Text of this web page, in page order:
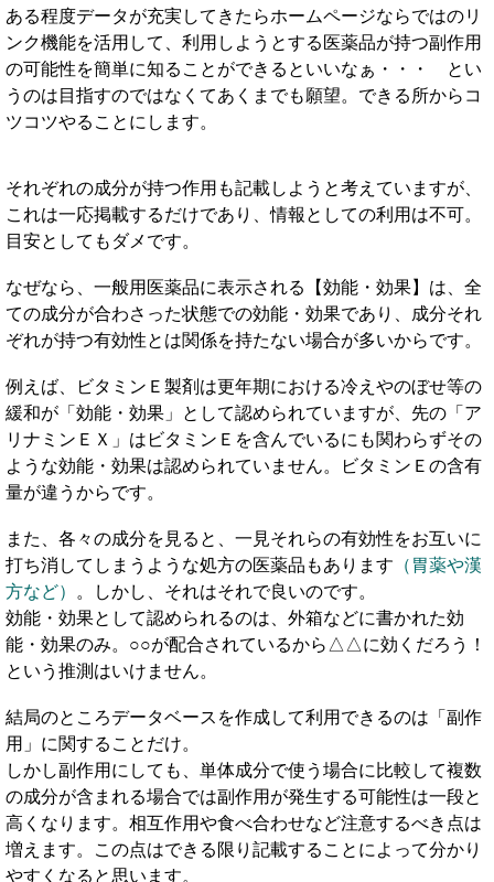
ある程度データが充実してきたらホームページならではのリ
ンク機能を活用して、利用しようとする医薬品が持つ副作用
の可能性を簡単に知ることができるといいなぁ・・・ とい
うのは目指すのではなくてあくまでも願望。できる所からコ
ツコツやることにします。
それぞれの成分が持つ作用も記載しようと考えていますが、
これは一応掲載するだけであり、情報としての利用は不可。
目安としてもダメです。
なぜなら、一般用医薬品に表示される【効能・効果】は、全
ての成分が合わさった状態での効能・効果であり、成分それ
ぞれが持つ有効性とは関係を持たない場合が多いからです。
例えば、ビタミンＥ製剤は更年期における冷えやのぼせ等の
緩和が「効能・効果」として認められていますが、先の「ア
リナミンＥＸ」はビタミンＥを含んでいるにも関わらずその
ような効能・効果は認められていません。ビタミンＥの含有
量が違うからです。
また、各々の成分を見ると、一見それらの有効性をお互いに
打ち消してしまうような処方の医薬品もあります （胃薬や漢
方など）
。しかし、それはそれで良いのです。
効能・効果として認められるのは、外箱などに書かれた効
能・効果のみ。○○が配合されているから△△に効くだろう！
という推測はいけません。
結局のところデータベースを作成して利用できるのは「副作
用」に関することだけ。
しかし副作用にしても、単体成分で使う場合に比較して複数
の成分が含まれる場合では副作用が発生する可能性は一段と
高くなります。相互作用や食べ合わせなど注意するべき点は
増えます。この点はできる限り記載することによって分かり
やすくなると思います。